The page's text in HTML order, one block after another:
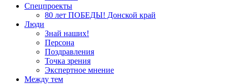
Спецпроекты
80 лет ПОБЕДЫ! Донской край
Люди
Знай наших!
Персона
Поздравления
Точка зрения
Экспертное мнение
Между тем